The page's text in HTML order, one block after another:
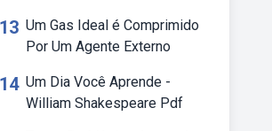
Um Gas Ideal é Comprimido
Por Um Agente Externo
Um Dia Você Aprende -
William Shakespeare Pdf